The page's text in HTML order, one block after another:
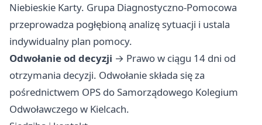
Niebieskie Karty. Grupa Diagnostyczno-Pomocowa
przeprowadza pogłębioną analizę sytuacji i ustala
indywidualny plan pomocy.
Odwołanie od decyzji → Prawo w ciągu 14 dni od
otrzymania decyzji. Odwołanie składa się za
pośrednictwem OPS do Samorządowego Kolegium
Odwoławczego w Kielcach.